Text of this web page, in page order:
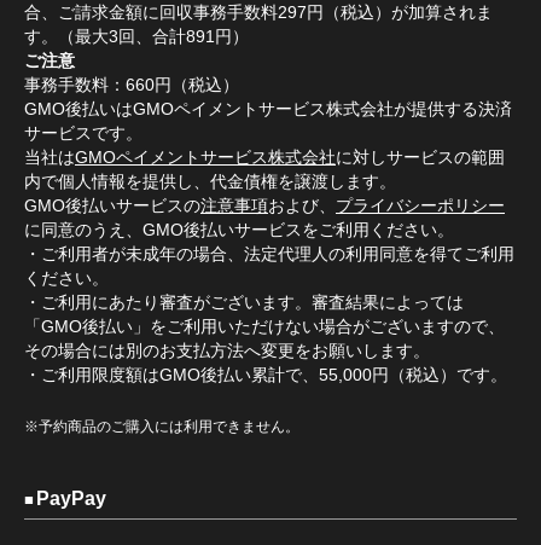
合、ご請求金額に回収事務手数料297円（税込）が加算されま
す。（最大3回、合計891円）
ご注意
事務手数料：660円（税込）
GMO後払いはGMOペイメントサービス株式会社が提供する決済
サービスです。
当社はGMOペイメントサービス株式会社に対しサービスの範囲
内で個人情報を提供し、代金債権を譲渡します。
GMO後払いサービスの注意事項および、 プライバシーポリシー
に同意のうえ、GMO後払いサービスをご利用ください。
・ご利用者が未成年の場合、法定代理人の利用同意を得てご利用
ください。
・ご利用にあたり審査がございます。審査結果によっては
「GMO後払い」をご利用いただけない場合がございますので、
その場合には別のお支払方法へ変更をお願いします。
・ご利用限度額はGMO後払い累計で、55,000円（税込）です。
※予約商品のご購入には利用できません。
PayPay